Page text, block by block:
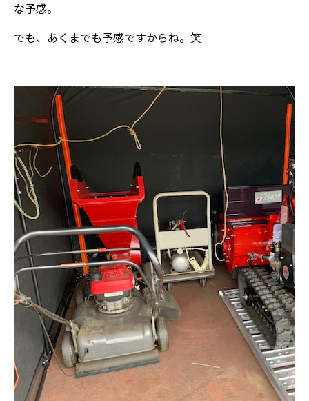
な予感。
でも、あくまでも予感ですからね。笑